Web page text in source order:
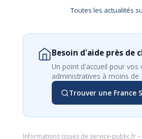
Toutes les actualités
Besoin d'aide près de
Un point d'accueil pour vos
administratives à moins de
Trouver une France
Informations issues de service-public.fr–